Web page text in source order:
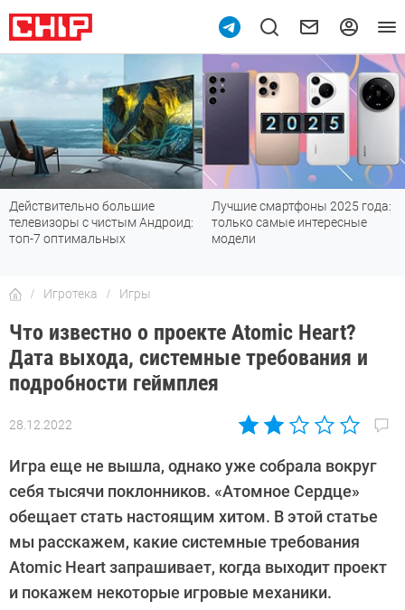
Действительно большие
телевизоры с чистым Андроид:
топ-7 оптимальных
Лучшие смартфоны 2025 года:
только самые интересные
модели
Игротека Игры
Что известно о проекте Atomic Heart?
Дата выхода, системные требования и
подробности геймплея
28.12.2022
Автор:
Игра еще не вышла, однако уже собрала вокруг
себя тысячи поклонников. «Атомное Сердце»
обещает стать настоящим хитом. В этой статье
мы расскажем, какие системные требования
Atomic Heart запрашивает, когда выходит проект
и покажем некоторые игровые механики.